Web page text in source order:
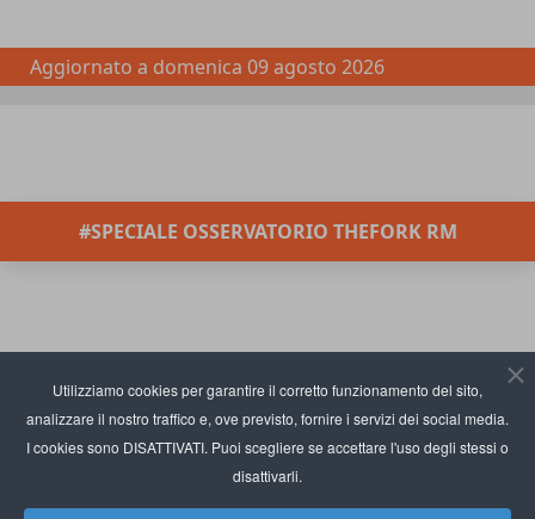
Utilizziamo cookies per garantire il corretto funzionamento del sito,
analizzare il nostro traffico e, ove previsto, fornire i servizi dei social media.
I cookies sono DISATTIVATI. Puoi scegliere se accettare l'uso degli stessi o
disattivarli.
Aggiornato a domenica 09 agosto 2026
#SPECIALE OSSERVATORIO THEFORK RM